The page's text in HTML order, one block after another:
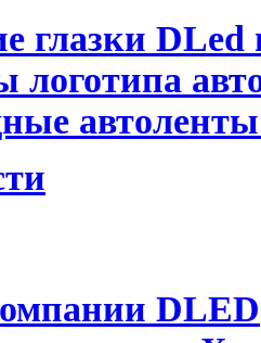
глазки DLed
логотипа
DLED